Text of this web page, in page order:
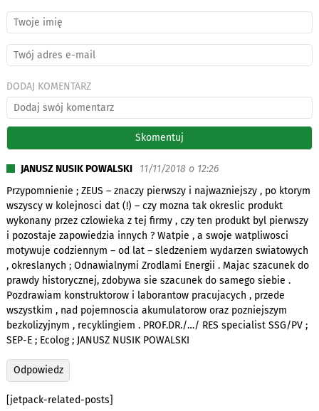
DODAJ KOMENTARZ
JANUSZ NUSIK POWALSKI
11/11/2018 o 12:26
Przypomnienie ; ZEUS – znaczy pierwszy i najwazniejszy , po ktorym
wszyscy w kolejnosci dat (!) – czy mozna tak okreslic produkt
wykonany przez czlowieka z tej firmy , czy ten produkt byl pierwszy
i pozostaje zapowiedzia innych ? Watpie , a swoje watpliwosci
motywuje codziennym – od lat – sledzeniem wydarzen swiatowych
, okreslanych ; Odnawialnymi Zrodlami Energii . Majac szacunek do
prawdy historycznej, zdobywa sie szacunek do samego siebie .
Pozdrawiam konstruktorow i laborantow pracujacych , przede
wszystkim , nad pojemnoscia akumulatorow oraz pozniejszym
bezkolizyjnym , recyklingiem . PROF.DR./…/ RES specialist SSG/PV ;
SEP-E ; Ecolog ; JANUSZ NUSIK POWALSKI
Odpowiedz
[jetpack-related-posts]